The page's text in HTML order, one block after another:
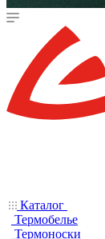
Каталог
Термобелье
Термоноски